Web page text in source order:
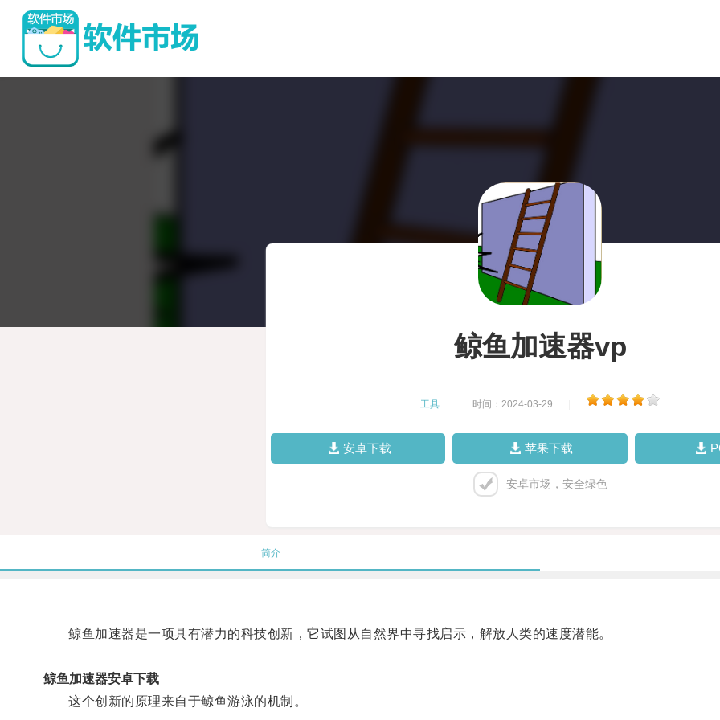
鲸鱼加速器vp
工具 时间：2024-03-29
安卓下载 苹果下载
安卓市场，安全绿色
简介
鲸鱼加速器是一项具有潜力的科技创新，它试图从自然界中寻找启示，解放人类的速度潜能。
鲸鱼加速器安卓下载
这个创新的原理来自于鲸鱼游泳的机制。